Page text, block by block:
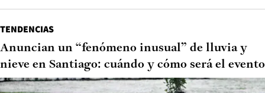
TENDENCIAS
Anuncian un “fenómeno inusual” de lluvia y
nieve en Santiago: cuándo y cómo será el evento